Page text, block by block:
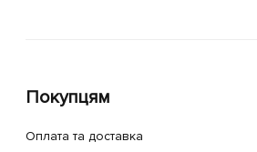
Покупцям
Оплата та доставка